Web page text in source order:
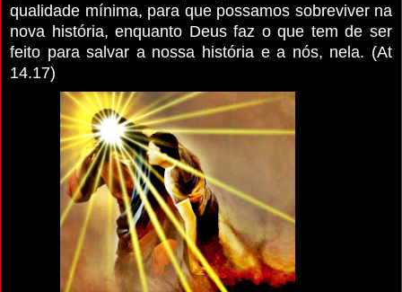
qualidade mínima, para que possamos sobreviver na
nova história, enquanto Deus faz o que tem de ser
feito para salvar a nossa história e a nós, nela. (At
14.17)